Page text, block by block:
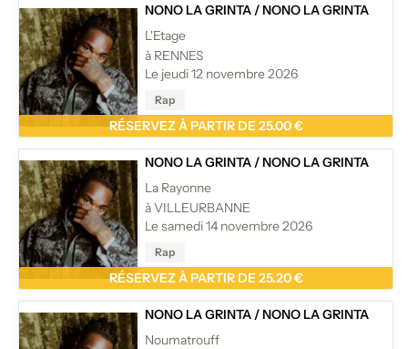
NONO LA GRINTA /NONO LA GRINTA
L'Etage
à RENNES
Le jeudi 12 novembre 2026
Rap
RÉSERVEZ À PARTIR DE 25.00 €
NONO LA GRINTA /NONO LA GRINTA
La Rayonne
à VILLEURBANNE
Le samedi 14 novembre 2026
Rap
RÉSERVEZ À PARTIR DE 25.20 €
NONO LA GRINTA /NONO LA GRINTA
Noumatrouff